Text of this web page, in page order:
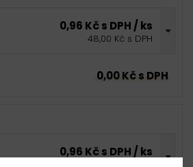
0,96 Kč s DPH / ks
48,00 Kč s DPH
0,00 Kč s DPH
0,96 Kč s DPH / ks